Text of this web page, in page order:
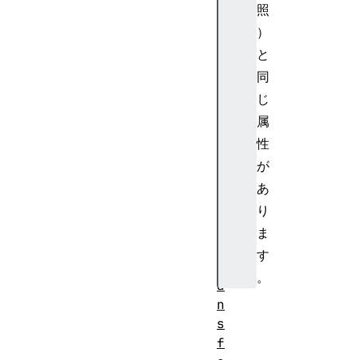
照
）
と
同
じ
属
性
が
あ
り
ま
す
。
a
n
s
f